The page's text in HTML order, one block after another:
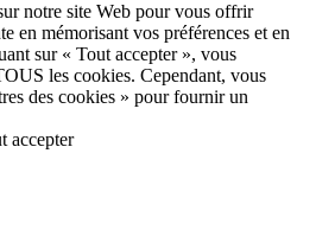
notre site Web pour vous offrir
en mémorisant vos préférences et en
sur « Tout accepter », vous
les cookies. Cependant, vous
des cookies » pour fournir un
accepter